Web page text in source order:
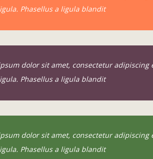
Phasellus a ligula blandit
dolor sit amet, consectetur adipiscing
Phasellus a ligula blandit
dolor sit amet, consectetur adipiscing
Phasellus a ligula blandit